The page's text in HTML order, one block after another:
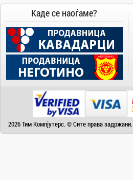
AUX
BenQ
Blackview
Broadlink
Canvas
Каде се наоѓаме?
2026 Тим Компјутерс. © Сите права задржани.